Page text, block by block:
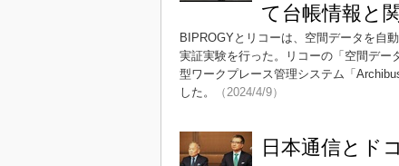
て台帳情報と
BIPROGYとリコーは、空間データを自
実証実験を行った。リコーの「空間デ
型ワークプレース管理システム「
した。
（2024/4/9）
日本通信とド